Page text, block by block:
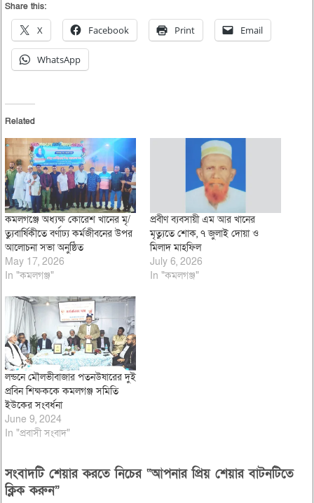
Share this:
X Facebook Print Email
WhatsApp
Related
কমলগঞ্জে অধ্যক্ষ কোরেশ খানের মৃ/
ত্যুবার্ষিকীতে বর্ণাঢ্য কর্মজীবনের উপর
আলোচনা সভা অনুষ্ঠিত
May 17, 2026
In "কমলগঞ্জ"
প্রবীণ ব্যবসায়ী এম আর খানের
মৃত্যুতে শোক, ৭ জুলাই দোয়া ও
মিলাদ মাহফিল
July 6, 2026
In "কমলগঞ্জ"
লন্ডনে মৌলভীবাজার পতনউষারের দুই
প্রবিন শিক্ষককে কমলগঞ্জ সমিতি
ইউকের সংবর্ধনা
June 9, 2024
In "প্রবাসী সংবাদ"
সংবাদটি শেয়ার করতে নিচের “আপনার প্রিয় শেয়ার বাটনটিতে
ক্লিক করুন”